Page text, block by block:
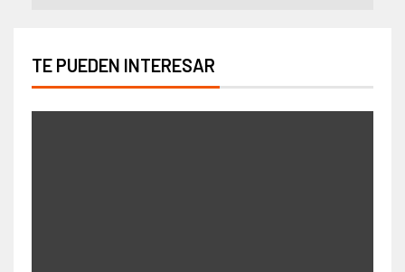
TE PUEDEN INTERESAR